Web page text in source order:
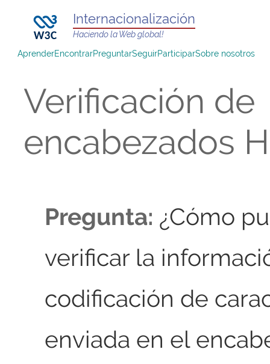
Internacionalización
Haciendo la Web global!
AprenderEncontrarPreguntarSeguirParticiparSobre nosotros
Verificación de
encabezados
Pregunta: ¿Cómo
verificar la
codificación de
enviada en el